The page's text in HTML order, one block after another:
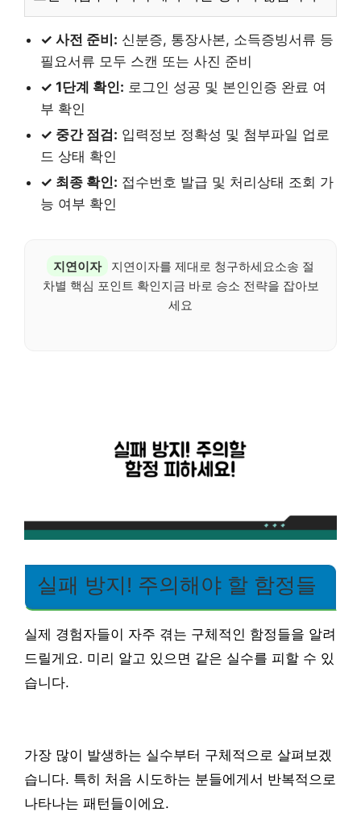
✓ 사전 준비: 신분증, 통장사본, 소득증빙서류 등
필요서류 모두 스캔 또는 사진 준비
✓ 1단계 확인: 로그인 성공 및 본인인증 완료 여
부 확인
✓ 중간 점검: 입력정보 정확성 및 첨부파일 업로
드 상태 확인
✓ 최종 확인: 접수번호 발급 및 처리상태 조회 가
능 여부 확인
지연이자
지연이자를 제대로 청구하세요소송 절
차별 핵심 포인트 확인지금 바로 승소 전략을 잡아보
세요
실패 방지! 주의해야 할 함정들
실제 경험자들이 자주 겪는 구체적인 함정들을 알려
드릴게요. 미리 알고 있으면 같은 실수를 피할 수 있
습니다.
가장 많이 발생하는 실수부터 구체적으로 살펴보겠
습니다. 특히 처음 시도하는 분들에게서 반복적으로
나타나는 패턴들이에요.